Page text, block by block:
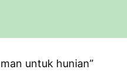
untuk hunian”